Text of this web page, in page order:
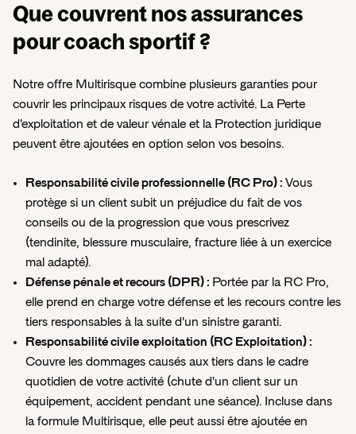
Que couvrent nos assurances
pour coach sportif ?
Notre offre Multirisque combine plusieurs garanties pour
couvrir les principaux risques de votre activité. La Perte
d'exploitation et de valeur vénale et la Protection juridique
peuvent être ajoutées en option selon vos besoins.
Responsabilité civile professionnelle (RC Pro) : Vous
protège si un client subit un préjudice du fait de vos
conseils ou de la progression que vous prescrivez
(tendinite, blessure musculaire, fracture liée à un exercice
mal adapté).
Défense pénale et recours (DPR) : Portée par la RC Pro,
elle prend en charge votre défense et les recours contre les
tiers responsables à la suite d'un sinistre garanti.
Responsabilité civile exploitation (RC Exploitation) :
Couvre les dommages causés aux tiers dans le cadre
quotidien de votre activité (chute d'un client sur un
équipement, accident pendant une séance). Incluse dans
la formule Multirisque, elle peut aussi être ajoutée en